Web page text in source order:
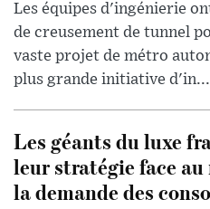
Les équipes d'ingénierie
de creusement de tunnel
vaste projet de métro
plus grande initiative d'in...
Les géants du luxe
leur stratégie face
la demande des